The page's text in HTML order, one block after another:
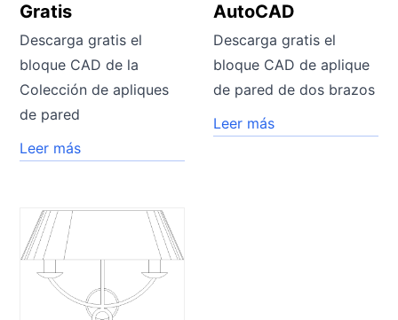
Gratis
Descarga gratis el
bloque CAD de la
Colección de apliques
de pared
Leer más
AutoCAD
Descarga gratis el
bloque CAD de aplique
de pared de dos brazos
Leer más